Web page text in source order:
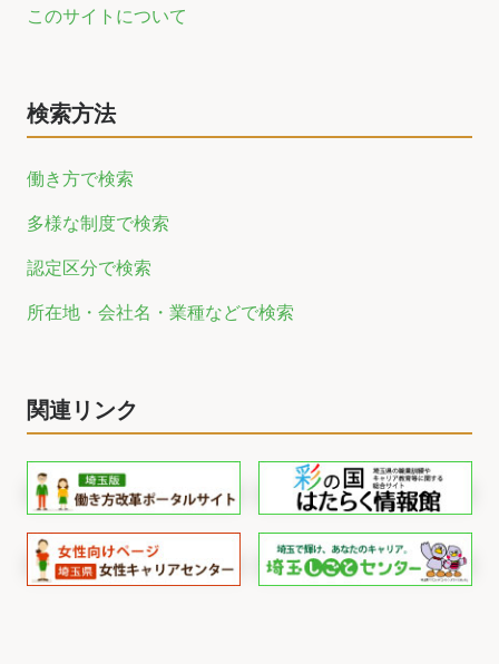
このサイトについて
検索方法
働き方で検索
多様な制度で検索
認定区分で検索
所在地・会社名・業種などで検索
関連リンク